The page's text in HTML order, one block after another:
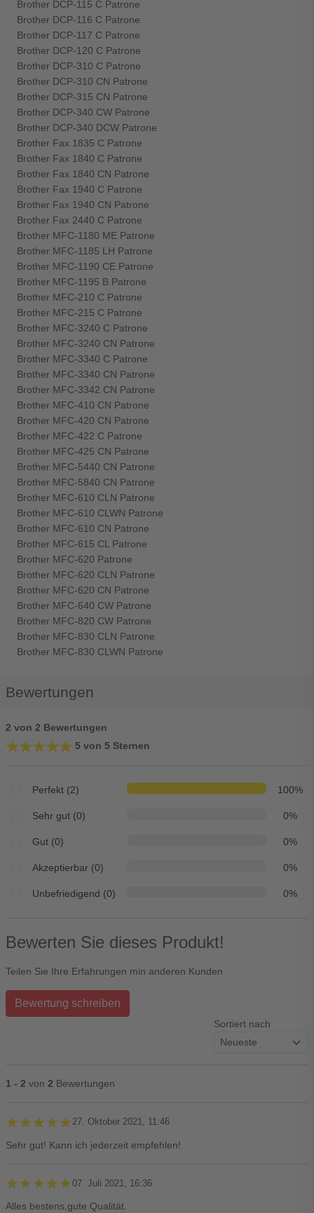
Brother DCP-115 C Patrone
Brother DCP-116 C Patrone
Brother DCP-117 C Patrone
Brother DCP-120 C Patrone
Brother DCP-310 C Patrone
Brother DCP-310 CN Patrone
Brother DCP-315 CN Patrone
Brother DCP-340 CW Patrone
Brother DCP-340 DCW Patrone
Brother Fax 1835 C Patrone
Brother Fax 1840 C Patrone
Brother Fax 1840 CN Patrone
Brother Fax 1940 C Patrone
Brother Fax 1940 CN Patrone
Brother Fax 2440 C Patrone
Brother MFC-1180 ME Patrone
Brother MFC-1185 LH Patrone
Brother MFC-1190 CE Patrone
Brother MFC-1195 B Patrone
Brother MFC-210 C Patrone
Brother MFC-215 C Patrone
Brother MFC-3240 C Patrone
Brother MFC-3240 CN Patrone
Brother MFC-3340 C Patrone
Brother MFC-3340 CN Patrone
Brother MFC-3342 CN Patrone
Brother MFC-410 CN Patrone
Brother MFC-420 CN Patrone
Brother MFC-422 C Patrone
Brother MFC-425 CN Patrone
Brother MFC-5440 CN Patrone
Brother MFC-5840 CN Patrone
Brother MFC-610 CLN Patrone
Brother MFC-610 CLWN Patrone
Brother MFC-610 CN Patrone
Brother MFC-615 CL Patrone
Brother MFC-620 Patrone
Brother MFC-620 CLN Patrone
Brother MFC-620 CN Patrone
Brother MFC-640 CW Patrone
Brother MFC-820 CW Patrone
Brother MFC-830 CLN Patrone
Brother MFC-830 CLWN Patrone
Bewertungen
2 von 2 Bewertungen
★★★★★
★★★★★ 5 von 5 Sternen
Perfekt (2) 100%
Sehr gut (0) 0%
Gut (0) 0%
Akzeptierbar (0) 0%
Unbefriedigend (0) 0%
Bewerten Sie dieses Produkt!
Teilen Sie Ihre Erfahrungen min anderen Kunden
Bewertung schreiben
Sortiert nach
1 - 2 von 2 Bewertungen
★★★★★
★★★★★ 27. Oktober 2021, 11:46
Sehr gut! Kann ich jederzeit empfehlen!
★★★★★
★★★★★07. Juli 2021, 16:36
Alles bestens,gute Qualität.